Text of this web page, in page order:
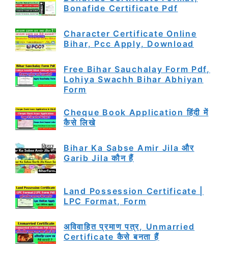
Bonafide Certificate Pdf
Character Certificate Online
Bihar, Pcc Apply, Download
Free Bihar Sauchalay Form Pdf,
Lohiya Swachh Bihar Abhiyan
Form
Cheque Book Application हिंदी में
कैसे लिखे
Bihar Ka Sabse Amir Jila और
Garib Jila कौन हैं
Land Possession Certificate |
LPC Format, Form
अविवाहित प्रमाण पत्र, Unmarried
Certificate कैसे बनता हैं